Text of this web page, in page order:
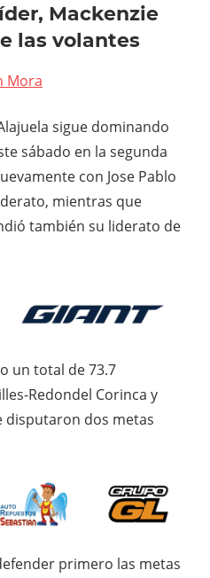
Mackenzie
las volantes
Mora
sigue dominando
sábado en la segunda
con Jose Pablo
mientras que
también su liderato de
un total de 73.7
Redondel Corinca y
disputaron dos metas
primero las metas